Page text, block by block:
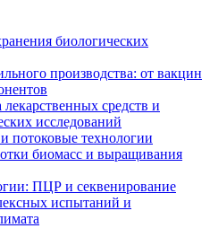
биологических
производства: от вакцин
лекарственных средств и
исследований
потоковые технологии
биомасс и выращивания
ПЦР и секвенирование
испытаний и